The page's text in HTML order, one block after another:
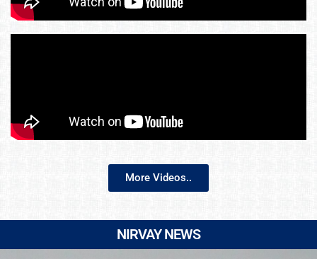
More Videos..
NIRVAY NEWS